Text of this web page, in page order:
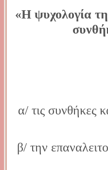
«Η ψυχολογία
α/ τις συνθήκες
β/ την